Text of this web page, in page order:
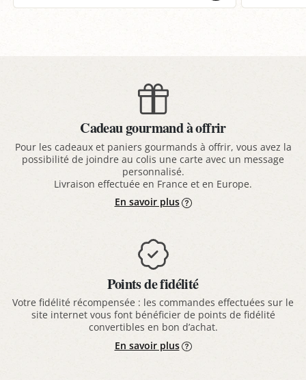
Cadeau gourmand à offrir
Pour les cadeaux et paniers gourmands à offrir, vous avez la
possibilité de joindre au colis une carte avec un message
personnalisé.
Livraison effectuée en France et en Europe.
En savoir plus
Points de fidélité
Votre fidélité récompensée : les commandes effectuées sur le
site internet vous font bénéficier de points de fidélité
convertibles en bon d’achat.
En savoir plus